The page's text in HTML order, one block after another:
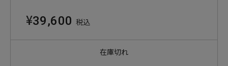
¥39,600 税込
在庫切れ